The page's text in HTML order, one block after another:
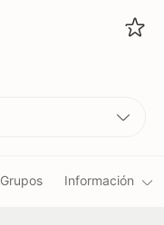
Grupos Información